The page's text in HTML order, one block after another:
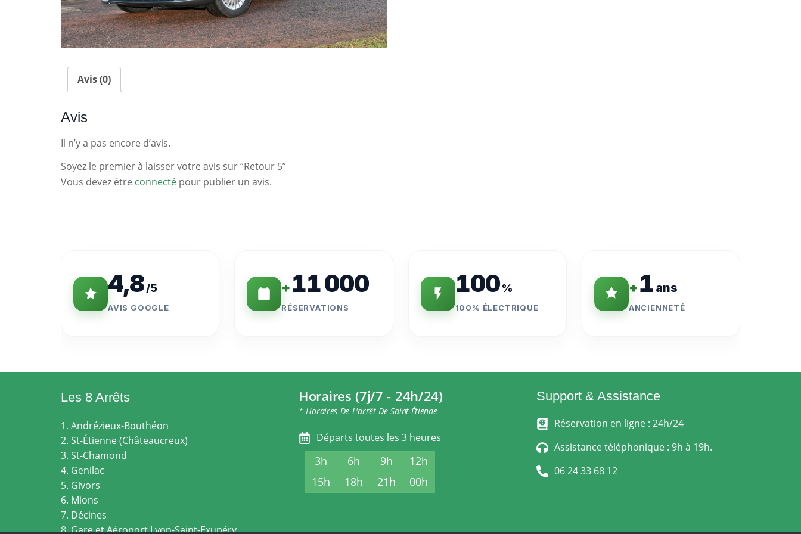
Avis (0)
Avis
Il n’y a pas encore d’avis.
Soyez le premier à laisser votre avis sur “Retour 5”
Vous devez être connecté pour publier un avis.
4,8/5
AVIS GOOGLE
+11 000
RÉSERVATIONS
100 %
100% ÉLECTRIQUE
+1 ans
ANCIENNETÉ
Les 8 Arrêts
1. Andrézieux-Bouthéon
2. St-Étienne (Châteaucreux)
3. St-Chamond
4. Genilac
5. Givors
6. Mions
7. Décines
8. Gare et Aéroport Lyon-Saint-Exupéry
Horaires (7j/7 - 24h/24)
* Horaires De L'arrêt De Saint-Étienne
Départs toutes les 3 heures
3h 6h 9h
12h
15h
18h 21h 00h
Support & Assistance
Réservation en ligne : 24h/24
Assistance téléphonique : 9h à 19h.
06 24 33 68 12